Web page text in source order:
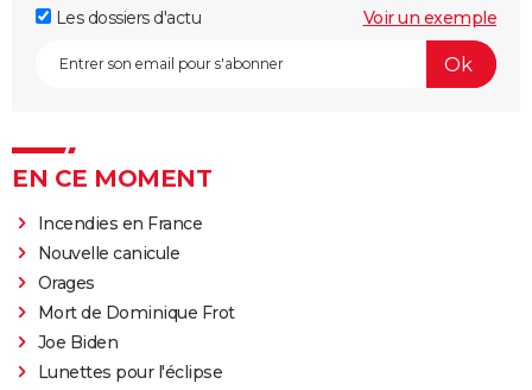
Les dossiers d'actu
Voir un exemple
EN CE MOMENT
Incendies en France
Nouvelle canicule
Orages
Mort de Dominique Frot
Joe Biden
Lunettes pour l'éclipse